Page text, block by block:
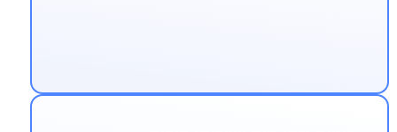
דירה כיסוי לצד שלישי.
לנזקי גוף ורכוש שנגרמו לצד שלישי - כגון שכנים,